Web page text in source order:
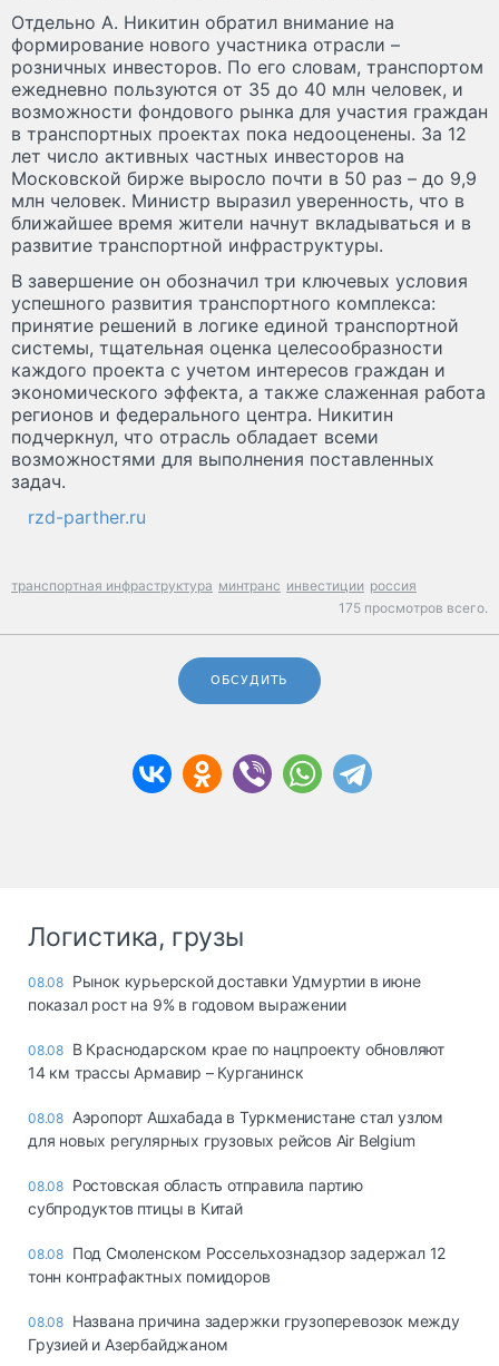
Отдельно А. Никитин обратил внимание на
формирование нового участника отрасли –
розничных инвесторов. По его словам, транспортом
ежедневно пользуются от 35 до 40 млн человек, и
возможности фондового рынка для участия граждан
в транспортных проектах пока недооценены. За 12
лет число активных частных инвесторов на
Московской бирже выросло почти в 50 раз – до 9,9
млн человек. Министр выразил уверенность, что в
ближайшее время жители начнут вкладываться и в
развитие транспортной инфраструктуры.
В завершение он обозначил три ключевых условия
успешного развития транспортного комплекса:
принятие решений в логике единой транспортной
системы, тщательная оценка целесообразности
каждого проекта с учетом интересов граждан и
экономического эффекта, а также слаженная работа
регионов и федерального центра. Никитин
подчеркнул, что отрасль обладает всеми
возможностями для выполнения поставленных
задач.
rzd-parther.ru
транспортная инфраструктура минтранс инвестиции россия
175 просмотров всего.
ОБСУДИТЬ
Логистика, грузы
08.08 Рынок курьерской доставки Удмуртии в июне
показал рост на 9% в годовом выражении
08.08 В Краснодарском крае по нацпроекту обновляют
14 км трассы Армавир – Курганинск
08.08 Аэропорт Ашхабада в Туркменистане стал узлом
для новых регулярных грузовых рейсов Air Belgium
08.08 Ростовская область отправила партию
субпродуктов птицы в Китай
08.08 Под Смоленском Россельхознадзор задержал 12
тонн контрафактных помидоров
08.08 Названа причина задержки грузоперевозок между
Грузией и Азербайджаном